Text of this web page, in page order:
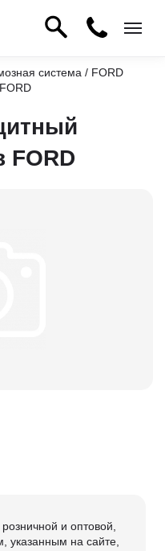
система / FORD
FORD
и оптовой,
указанным на сайте,